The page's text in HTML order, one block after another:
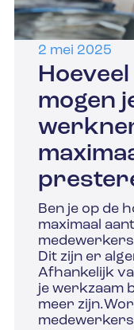
2 mei 2025
mogen
Ben je op de
maximaal
Dit zijn er
Afhankelijk
je werkzaam
meer